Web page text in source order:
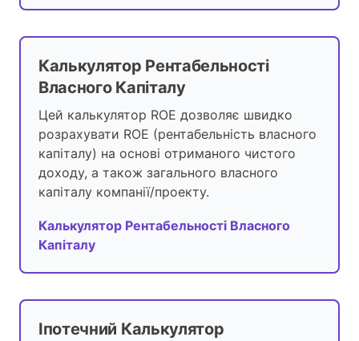
Калькулятор Рентабельності
Власного Капіталу
Цей калькулятор ROE дозволяє швидко
розрахувати ROE (рентабельність власного
капіталу) на основі отриманого чистого
доходу, а також загального власного
капіталу компанії/проекту.
Калькулятор Рентабельності Власного
Капіталу
Іпотечний Калькулятор